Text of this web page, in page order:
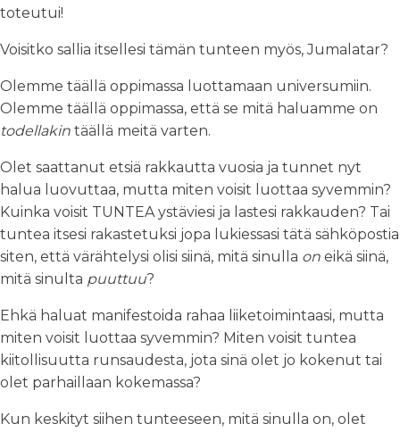
toteutui!
Voisitko sallia itsellesi tämän tunteen myös, Jumalatar?
Olemme täällä oppimassa luottamaan universumiin.
Olemme täällä oppimassa, että se mitä haluamme on
todellakin täällä meitä varten.
Olet saattanut etsiä rakkautta vuosia ja tunnet nyt
halua luovuttaa, mutta miten voisit luottaa syvemmin?
Kuinka voisit TUNTEA ystäviesi ja lastesi rakkauden? Tai
tuntea itsesi rakastetuksi jopa lukiessasi tätä sähköpostia
siten, että värähtelysi olisi siinä, mitä sinulla on eikä siinä,
mitä sinulta puuttuu?
Ehkä haluat manifestoida rahaa liiketoimintaasi, mutta
miten voisit luottaa syvemmin? Miten voisit tuntea
kiitollisuutta runsaudesta, jota sinä olet jo kokenut tai
olet parhaillaan kokemassa?
Kun keskityt siihen tunteeseen, mitä sinulla on, olet